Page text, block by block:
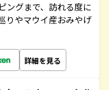
ングまで、訪れる度に
りやマウイ産おみやげ
詳細を見る